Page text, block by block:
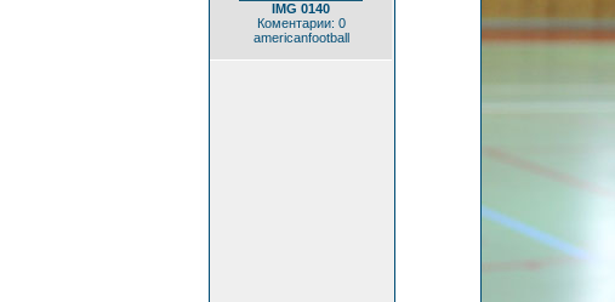
IMG 0140
Коментарии: 0
americanfootball